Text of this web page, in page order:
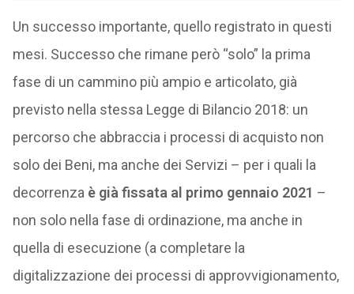
Un successo importante, quello registrato in questi
mesi. Successo che rimane però “solo” la prima
fase di un cammino più ampio e articolato, già
previsto nella stessa Legge di Bilancio 2018: un
percorso che abbraccia i processi di acquisto non
solo dei Beni, ma anche dei Servizi – per i quali la
decorrenza è già fissata al primo gennaio 2021 –
non solo nella fase di ordinazione, ma anche in
quella di esecuzione (a completare la
digitalizzazione dei processi di approvvigionamento,